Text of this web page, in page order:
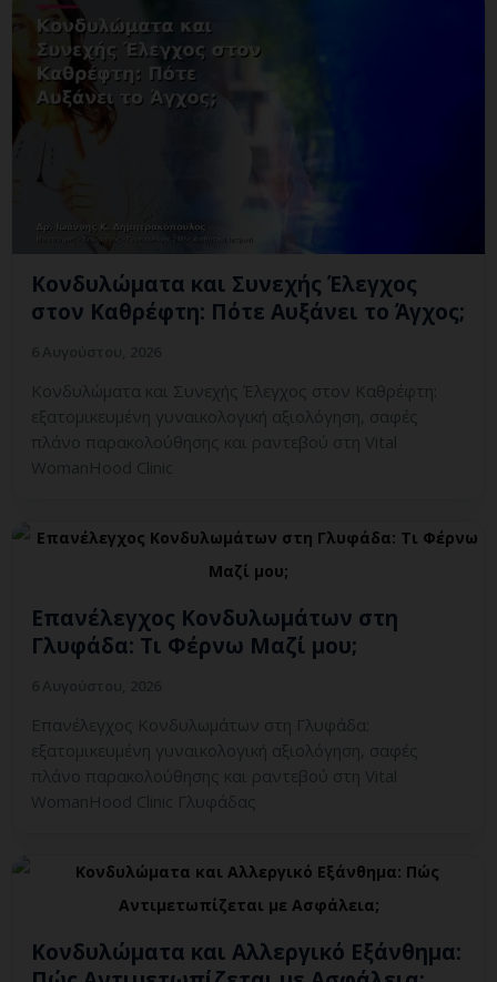
Κονδυλώματα και Συνεχής Έλεγχος
στον Καθρέφτη: Πότε Αυξάνει το Άγχος;
Κονδυλώματα και Συνεχής Έλεγχος στον Καθρέφτη:
εξατομικευμένη γυναικολογική αξιολόγηση, σαφές
πλάνο παρακολούθησης και ραντεβού στη Vital
WomanHood Clinic
Επανέλεγχος Κονδυλωμάτων στη
Γλυφάδα: Τι Φέρνω Μαζί μου;
Επανέλεγχος Κονδυλωμάτων στη Γλυφάδα:
εξατομικευμένη γυναικολογική αξιολόγηση, σαφές
πλάνο παρακολούθησης και ραντεβού στη Vital
WomanHood Clinic Γλυφάδας
Κονδυλώματα και Αλλεργικό Εξάνθημα: